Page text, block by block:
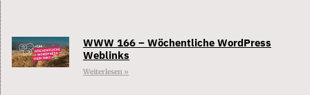
WWW 166 – Wöchentliche WordPress
Weblinks
Weiterlesen »